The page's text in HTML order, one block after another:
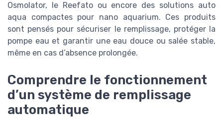
Osmolator, le Reefato ou encore des solutions auto
aqua compactes pour nano aquarium. Ces produits
sont pensés pour sécuriser le remplissage, protéger la
pompe eau et garantir une eau douce ou salée stable,
même en cas d’absence prolongée.
Comprendre le fonctionnement
d’un système de remplissage
automatique